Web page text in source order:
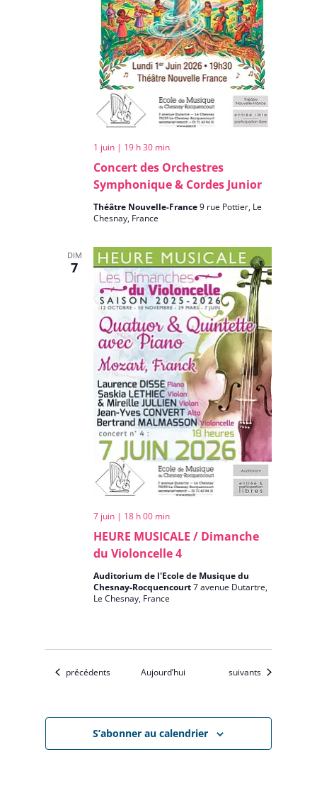
Concert des Orchestres
Symphonique & Cordes Junior
1 juin | 19 h 30 min
Théâtre Nouvelle-France9 rue Pottier, Le
Chesnay, France
DIM
7
HEURE MUSICALE / Dimanche
du Violoncelle 4
7 juin | 18 h 00 min
Auditorium de l'Ecole de Musique du
Chesnay-Rocquencourt7 avenue Dutartre,
Le Chesnay, France
Évènements
précédents Aujourd’hui Évènements
suivants
S’abonner au calendrier